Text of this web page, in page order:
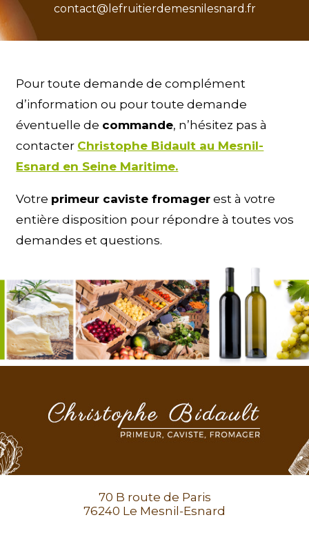
contact@lefruitierdemesnilesnard.fr
Pour toute demande de complément
d’information ou pour toute demande
éventuelle de commande, n’hésitez pas à
contacter Christophe Bidault au Mesnil-
Esnard en Seine Maritime.
Votre primeur caviste fromager est à votre
entière disposition pour répondre à toutes vos
demandes et questions.
70 B route de Paris
76240 Le Mesnil-Esnard